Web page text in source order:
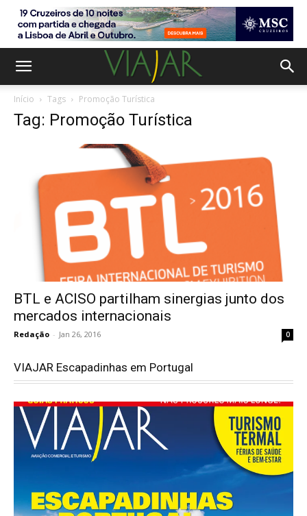
Início Tags Promoção Turística
Tag: Promoção Turística
BTL e ACISO partilham sinergias junto dos
mercados internacionais
Redação - Jan 26, 2016 0
VIAJAR Escapadinhas em Portugal